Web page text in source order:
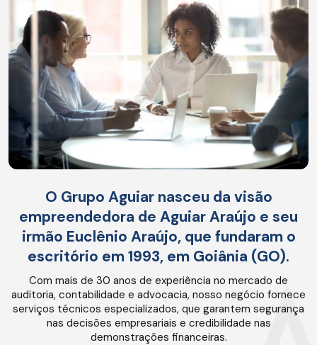
O Grupo Aguiar nasceu da visão
empreendedora de Aguiar Araújo e seu
irmão Euclênio Araújo, que fundaram o
escritório em 1993, em Goiânia (GO).
Com mais de 30 anos de experiência no mercado de
auditoria, contabilidade e advocacia, nosso negócio fornece
serviços técnicos especializados, que garantem segurança
nas decisões empresariais e credibilidade nas
demonstrações financeiras.